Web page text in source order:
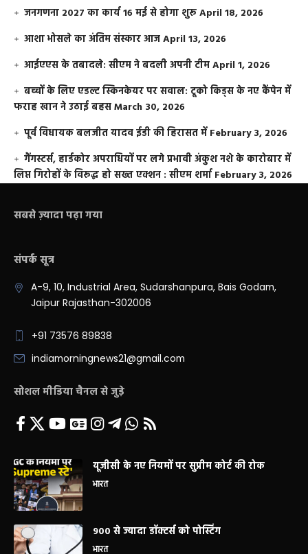
जनगणना 2027 का कार्य 16 मई से होगा शुरूApril 18, 2026
आशा भोसले का अंतिम संस्कार आजApril 13, 2026
आईएएस के तबादले: सीएम ने बदली अपनी टीमApril 1, 2026
बच्चों के लिए एडल्ट स्किनकेयर पर सवाल: टूको किड्स के नए कैंपेन में
फराह खान ने उठाई बहसMarch 30, 2026
पूर्व विधायक बलजीत यादव ईडी की हिरासत में February 3, 2026
गैंगस्टर्स, हार्डकोर अपराधियों पर लगे प्रभावी अंकुश नशे के कारोबार में
लिप्त गिरोहों के विरूद्ध हो सख्त एक्शन : सीएम शर्मा February 3, 2026
सबसे ज़्यादा पढ़ा गया
संपर्क सूत्र
A-9, 10, Industrial Area, Sudarshanpura, Bais Godam,
Jaipur Rajasthan-302006
+91 73576 89838
indiamorningnews21@gmail.com
सोशल मीडिया चैनल से जुड़े
यूजीसी के नए नियमों पर सुप्रीम कोर्ट की रोक
भारत
900 से ज्यादा डॉक्टर्स को पोस्टिंग
भारत